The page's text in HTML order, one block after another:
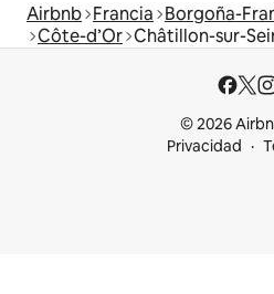
Airbnb Francia Borgoña-
Côte-d’Or Châtillon-sur-
© 2026
Privacidad